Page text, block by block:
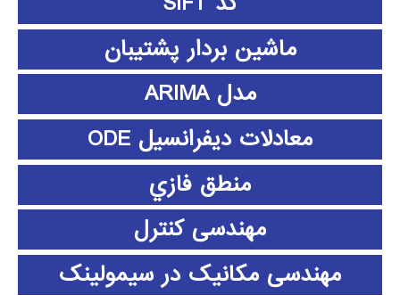
ماشین بردار پشتیبان
مدل ARIMA
معادلات دیفرانسیل ODE
منطق فازي
مهندسی کنترل
مهندسی مکانیک در سیمولینک